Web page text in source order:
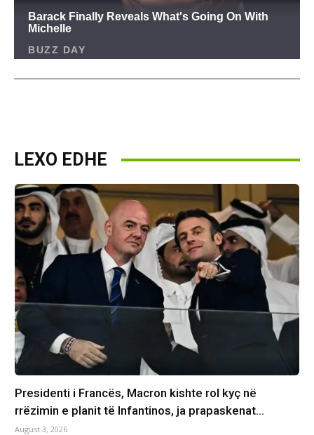
LEXO EDHE
Presidenti i Francës, Macron kishte rol kyç në
rrëzimin e planit të Infantinos, ja prapaskenat…
August 3, 2026